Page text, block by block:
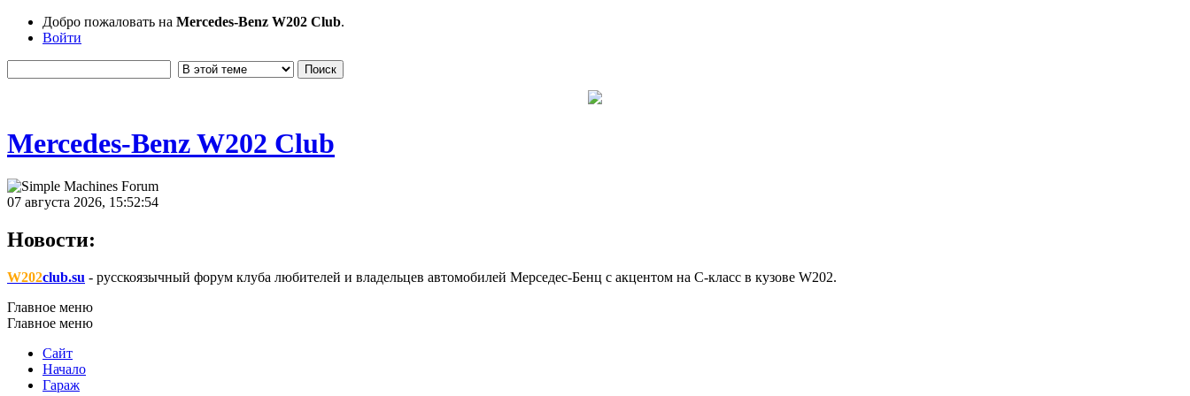
Добро пожаловать на Mercedes-Benz W202 Club.
Войти
Mercedes-Benz W202 Club
07 августа 2026, 15:52:54
Новости:
W202club.su - русскоязычный форум клуба любителей и владельцев автомобилей Мерседес-Бенц с акцентом на C-класс в кузове W202.
Главное меню
Главное меню
Сайт
Начало
Гараж